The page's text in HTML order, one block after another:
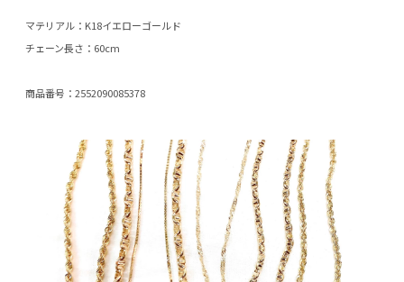
マテリアル：K18イエローゴールド
チェーン長さ：60cm
商品番号：2552090085378